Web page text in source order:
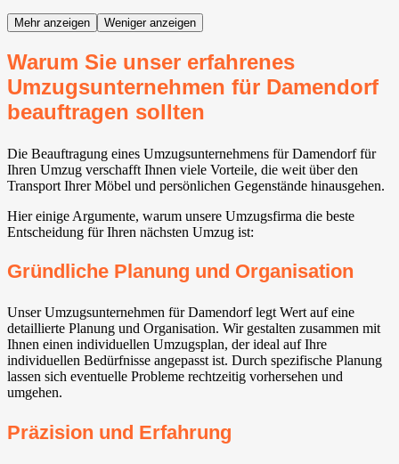
Mehr anzeigen Weniger anzeigen
Warum Sie unser erfahrenes
Umzugsunternehmen für Damendorf
beauftragen sollten
Die Beauftragung eines Umzugsunternehmens für Damendorf für
Ihren Umzug verschafft Ihnen viele Vorteile, die weit über den
Transport Ihrer Möbel und persönlichen Gegenstände hinausgehen.
Hier einige Argumente, warum unsere Umzugsfirma die beste
Entscheidung für Ihren nächsten Umzug ist:
Gründliche Planung und Organisation
Unser Umzugsunternehmen für Damendorf legt Wert auf eine
detaillierte Planung und Organisation. Wir gestalten zusammen mit
Ihnen einen individuellen Umzugsplan, der ideal auf Ihre
individuellen Bedürfnisse angepasst ist. Durch spezifische Planung
lassen sich eventuelle Probleme rechtzeitig vorhersehen und
umgehen.
Präzision und Erfahrung